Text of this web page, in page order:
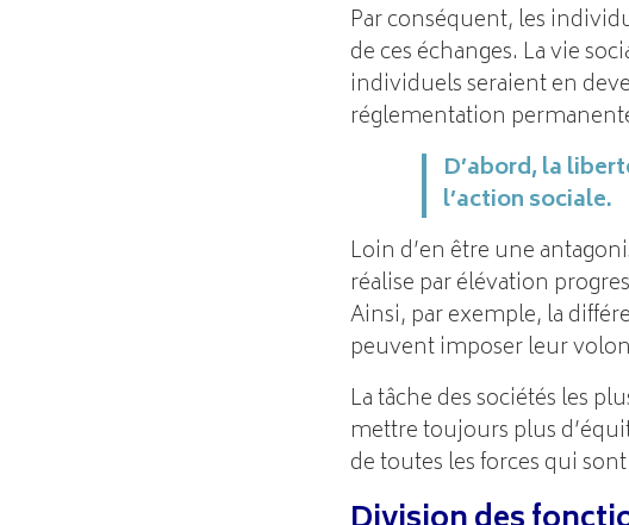
Par conséquent, les
de ces échanges. La vie
individuels seraient en
réglementation
D’abord, la
l’action sociale.
Loin d’en être une
réalise par élévation
Ainsi, par exemple, la
peuvent imposer leur
La tâche des sociétés les
mettre toujours plus
de toutes les forces qui